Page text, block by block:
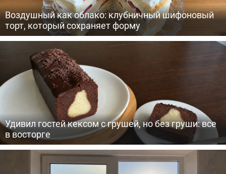
Воздушный как облако: клубничный шифоновый
торт, который сохраняет форму
Удивил гостей кексом с грушей, но без груши: все
в восторге